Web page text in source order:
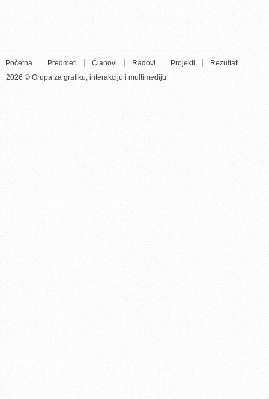
Početna Predmeti Članovi Radovi Projekti
Rezultati
2026 © Grupa za grafiku, interakciju i multimediju